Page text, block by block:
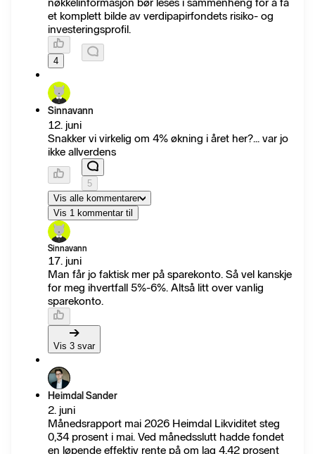
et komplett bilde av verdipapirfondets risiko- og
investeringsprofil.
4
Sinnavann
12. juni
Snakker vi virkelig om 4% økning i året her?... var jo
ikke allverdens
5
Vis alle kommentarer
Vis 1 kommentar til
Sinnavann
17. juni
Man får jo faktisk mer på sparekonto. Så vel kanskje
for meg ihvertfall 5%-6%. Altså litt over vanlig
sparekonto.
Vis 3 svar
Heimdal Sander
2. juni
Månedsrapport mai 2026 Heimdal Likviditet steg
0,34 prosent i mai. Ved månedsslutt hadde fondet
en løpende effektiv rente på om lag 4,42 prosent